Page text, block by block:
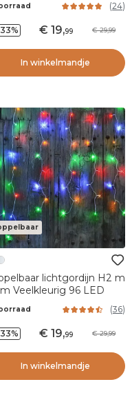
(24)
19,99 29,99
In winkelmandje
lichtgordijn H2 m
Veelkleurig 96 LED
(36)
19,99 29,99
In winkelmandje